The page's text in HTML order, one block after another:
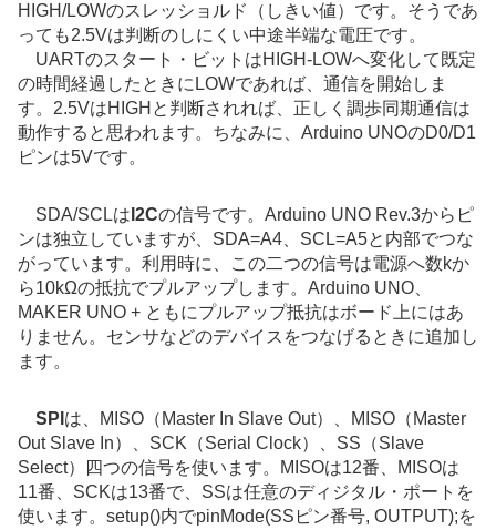
HIGH/LOWのスレッショルド（しきい値）です。そうであ
っても2.5Vは判断のしにくい中途半端な電圧です。
UARTのスタート・ビットはHIGH-LOWへ変化して既定
の時間経過したときにLOWであれば、通信を開始しま
す。2.5VはHIGHと判断されれば、正しく調歩同期通信は
動作すると思われます。ちなみに、Arduino UNOのD0/D1
ピンは5Vです。
SDA/SCLは I2Cの信号です。Arduino UNO Rev.3からピ
ンは独立していますが、SDA=A4、SCL=A5と内部でつな
がっています。利用時に、この二つの信号は電源へ数kか
ら10kΩの抵抗でプルアップします。Arduino UNO、
MAKER UNO + ともにプルアップ抵抗はボード上にはあ
りません。センサなどのデバイスをつなげるときに追加し
ます。
SPI は、MISO（Master In Slave Out）、MISO（Master
Out Slave In）、SCK（Serial Clock）、SS（Slave
Select）四つの信号を使います。MISOは12番、MISOは
11番、SCKは13番で、SSは任意のディジタル・ポートを
使います。setup()内でpinMode(SSピン番号, OUTPUT);を